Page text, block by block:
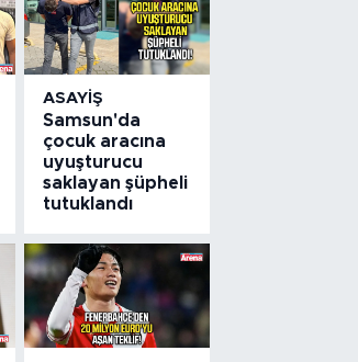
ASAYIŞ
Samsun'da
çocuk aracına
uyuşturucu
saklayan şüpheli
tutuklandı